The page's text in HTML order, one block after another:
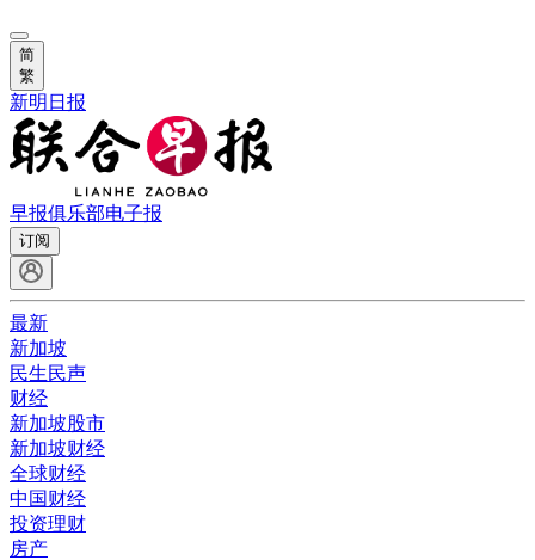
简
繁
新明日报
早报俱乐部电子报
订阅
最新
新加坡
民生民声
财经
新加坡股市
新加坡财经
全球财经
中国财经
投资理财
房产